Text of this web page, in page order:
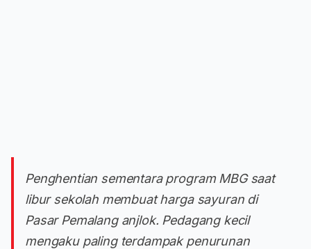
Penghentian sementara program MBG saat
libur sekolah membuat harga sayuran di
Pasar Pemalang anjlok. Pedagang kecil
mengaku paling terdampak penurunan